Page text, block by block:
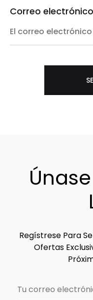
Correo
Regístrese Para
Ofertas